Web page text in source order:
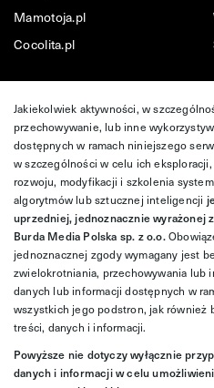
Mamotoja.pl
Cocolita.pl
Jakiekolwiek aktywności, w
przechowywanie, lub inne
dostępnych w ramach niniejszego
w szczególności w celu ich
rozwoju, modyfikacji i szkolenia
algorytmów lub sztucznej inteligencji
uprzedniej, jednoznacznie wyrażonej
Burda Media Polska sp. z o.o.
jednoznacznej zgody wymagany jest
zwielokrotniania, przechowywania lub
danych lub informacji dostępnych w
wszystkich jego podstron, jak również
treści, danych i informacji.
Powyższe nie dotyczy wyłącznie
danych i informacji w celu